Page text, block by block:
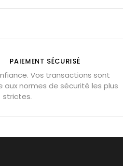
Porter plusieurs bracelets de
pour l’automne Bijoux de
contre le stress Qu’est-ce
PAIEMENT SÉCURISÉ
Vos transactions sont
normes de sécurité les plus
strictes.